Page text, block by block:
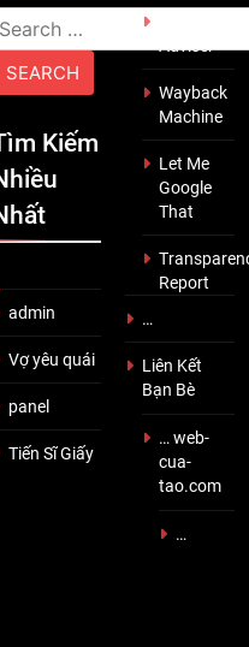
Search
Kiếm
admin
Vợ yêu quái
panel
Tiến Sĩ Giấy
Adviser
Wayback
Machine
Let Me
Google
That
Report
…
Liên Kết
Bạn Bè
… web-
cua-
tao.com
…